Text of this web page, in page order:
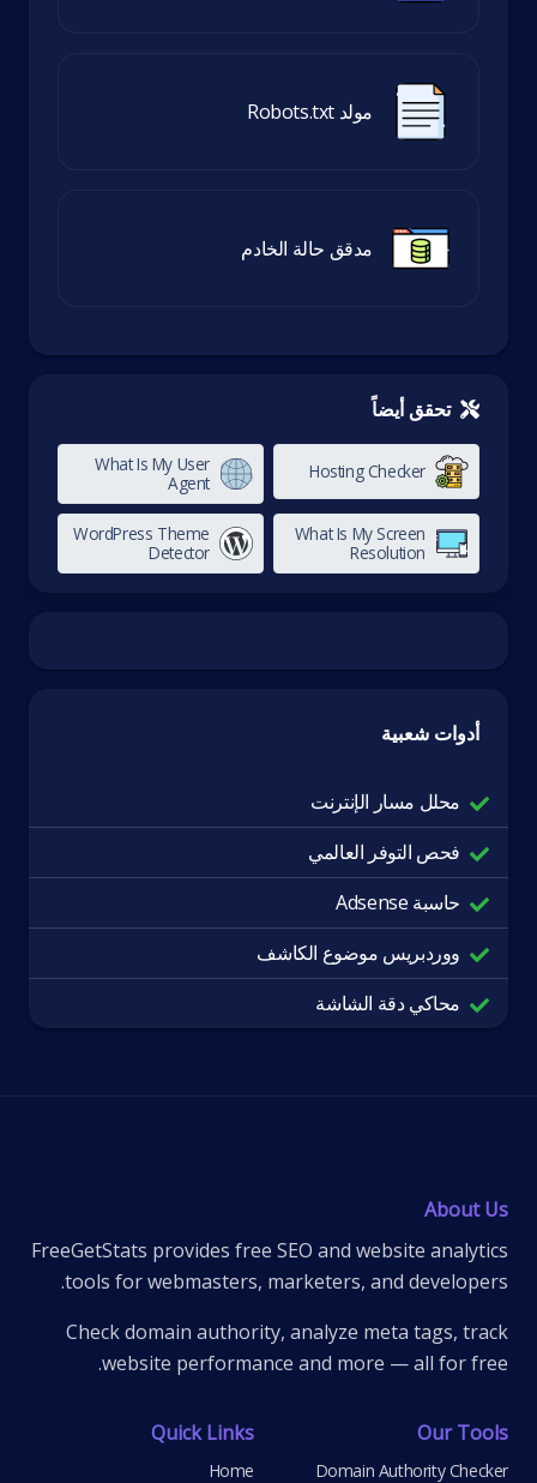
مولد Robots.txt
مدقق حالة الخادم
تحقق أيضاً
Hosting Checker
What Is My User
Agent
What Is My Screen
Resolution
WordPress Theme
Detector
أدوات شعبية
محلل مسار الإنترنت
فحص التوفر العالمي
حاسبة Adsense
ووردبريس موضوع الكاشف
محاكي دقة الشاشة
About Us
FreeGetStats provides free SEO and website analytics
tools for webmasters, marketers, and developers.
Check domain authority, analyze meta tags, track
website performance and more — all for free.
Our Tools
Domain Authority Checker
Quick Links
Home